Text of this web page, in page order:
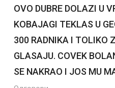
OVO DUBRE DOLAZI U
KOBAJAGI TEKLAS U
300 RADNIKA I TOLIKO
GLASAJU. COVEK
SE NAKRAO I JOS MU